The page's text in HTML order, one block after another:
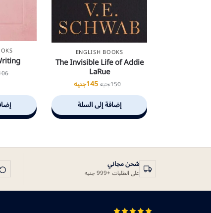
ENGLISH BOOKS
The Invisible Life of Addie
LaRue
150جنيه145جنيه
إضافة إلى السلة
شحن مجاني
على الطلبات +999 جنيه